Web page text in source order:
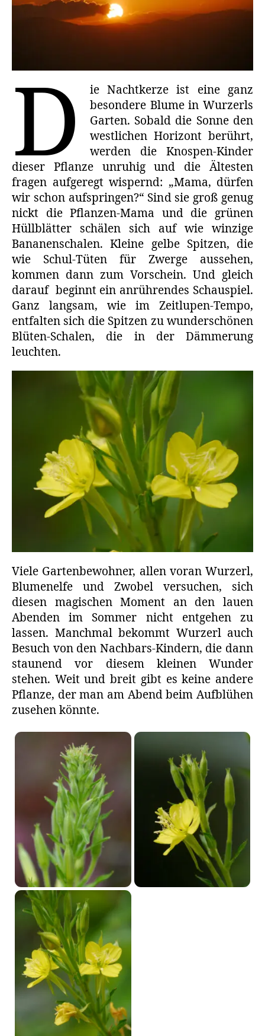
D
ie Nachtkerze ist eine ganz
besondere Blume in Wurzerls
Garten. Sobald die Sonne den
westlichen Horizont berührt,
werden die Knospen-Kinder
dieser Pflanze unruhig und die Ältesten
fragen aufgeregt wispernd: „Mama, dürfen
wir schon aufspringen?“ Sind sie groß genug
nickt die Pflanzen-Mama und die grünen
Hüllblätter schälen sich auf wie winzige
Bananenschalen. Kleine gelbe Spitzen, die
wie Schul-Tüten für Zwerge aussehen,
kommen dann zum Vorschein. Und gleich
darauf beginnt ein anrührendes Schauspiel.
Ganz langsam, wie im Zeitlupen-Tempo,
entfalten sich die Spitzen zu wunderschönen
Blüten-Schalen, die in der Dämmerung
leuchten.
Viele Gartenbewohner, allen voran Wurzerl,
Blumenelfe und Zwobel versuchen, sich
diesen magischen Moment an den lauen
Abenden im Sommer nicht entgehen zu
lassen. Manchmal bekommt Wurzerl auch
Besuch von den Nachbars-Kindern, die dann
staunend vor diesem kleinen Wunder
stehen. Weit und breit gibt es keine andere
Pflanze, der man am Abend beim Aufblühen
zusehen könnte.